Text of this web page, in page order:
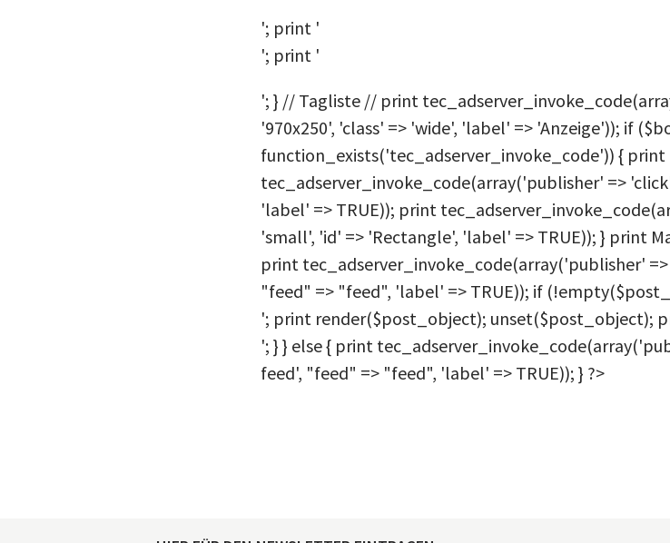
'; print '
'; print '
'; } // Tagliste // print
'970x250', 'class' => 'wide', 'label' => 'Anzeige')); if
function_exists('tec_adserver_invoke_code')) { print
tec_adserver_invoke_code(array('publisher' =>
'label' => TRUE)); print
'small', 'id' => 'Rectangle', 'label' => TRUE)); } print
print tec_adserver_invoke_code(array('publisher'
"feed" => "feed", 'label' => TRUE)); if
'; print render($post_object); unset($post_object);
'; } } else { print
feed', "feed" => "feed", 'label' => TRUE)); } ?>